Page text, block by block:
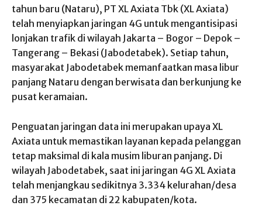
tahun baru (Nataru), PT XL Axiata Tbk (XL Axiata)
telah menyiapkan jaringan 4G untuk mengantisipasi
lonjakan trafik di wilayah Jakarta – Bogor – Depok –
Tangerang – Bekasi (Jabodetabek). Setiap tahun,
masyarakat Jabodetabek memanfaatkan masa libur
panjang Nataru dengan berwisata dan berkunjung ke
pusat keramaian.
Penguatan jaringan data ini merupakan upaya XL
Axiata untuk memastikan layanan kepada pelanggan
tetap maksimal di kala musim liburan panjang. Di
wilayah Jabodetabek, saat ini jaringan 4G XL Axiata
telah menjangkau sedikitnya 3.334 kelurahan/desa
dan 375 kecamatan di 22 kabupaten/kota.